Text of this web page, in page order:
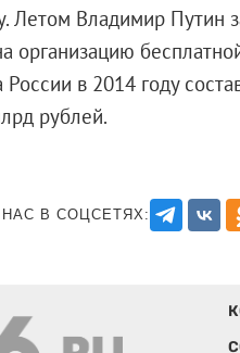
Летом Владимир Путин
организацию
в 2014 году
млрд рублей.
В СОЦСЕТЯХ: